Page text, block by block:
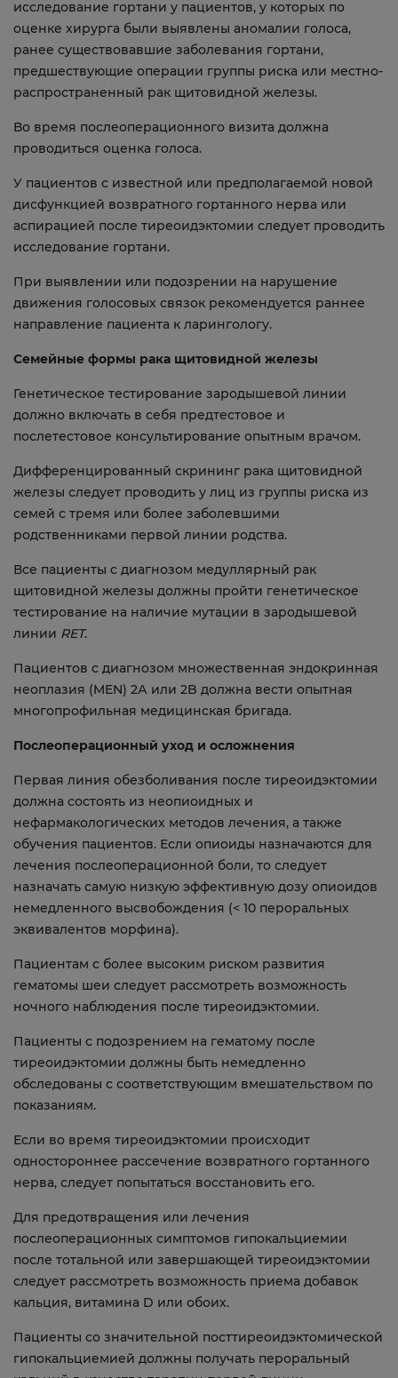
исследование гортани у пациентов, у которых по
оценке хирурга были выявлены аномалии голоса,
ранее существовавшие заболевания гортани,
предшествующие операции группы риска или местно-
распространенный рак щитовидной железы.
Во время послеоперационного визита должна
проводиться оценка голоса.
У пациентов с известной или предполагаемой новой
дисфункцией возвратного гортанного нерва или
аспирацией после тиреоидэктомии следует проводить
исследование гортани.
При выявлении или подозрении на нарушение
движения голосовых связок рекомендуется раннее
направление пациента к ларингологу.
Семейные формы рака щитовидной железы
Генетическое тестирование зародышевой линии
должно включать в себя предтестовое и
послетестовое консультирование опытным врачом.
Дифференцированный скрининг рака щитовидной
железы следует проводить у лиц из группы риска из
семей с тремя или более заболевшими
родственниками первой линии родства.
Все пациенты с диагнозом медуллярный рак
щитовидной железы должны пройти генетическое
тестирование на наличие мутации в зародышевой
линии RET.
Пациентов с диагнозом множественная эндокринная
неоплазия (MEN) 2А или 2B должна вести опытная
многопрофильная медицинская бригада.
Послеоперационный уход и осложнения
Первая линия обезболивания после тиреоидэктомии
должна состоять из неопиоидных и
нефармакологических методов лечения, а также
обучения пациентов. Если опиоиды назначаются для
лечения послеоперационной боли, то следует
назначать самую низкую эффективную дозу опиоидов
немедленного высвобождения (< 10 пероральных
эквивалентов морфина).
Пациентам с более высоким риском развития
гематомы шеи следует рассмотреть возможность
ночного наблюдения после тиреоидэктомии.
Пациенты с подозрением на гематому после
тиреоидэктомии должны быть немедленно
обследованы с соответствующим вмешательством по
показаниям.
Если во время тиреоидэктомии происходит
одностороннее рассечение возвратного гортанного
нерва, следует попытаться восстановить его.
Для предотвращения или лечения
послеоперационных симптомов гипокальциемии
после тотальной или завершающей тиреоидэктомии
следует рассмотреть возможность приема добавок
кальция, витамина D или обоих.
Пациенты со значительной посттиреоидэктомической
гипокальциемией должны получать пероральный